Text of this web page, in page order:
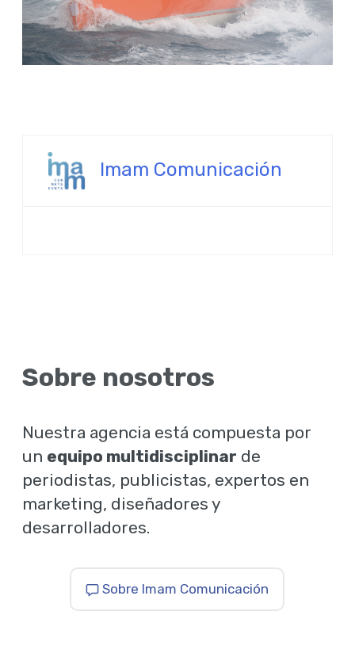
Imam Comunicación
Sobre nosotros
Nuestra agencia está compuesta por
un equipo multidisciplinar de
periodistas, publicistas, expertos en
marketing, diseñadores y
desarrolladores.
Sobre Imam Comunicación